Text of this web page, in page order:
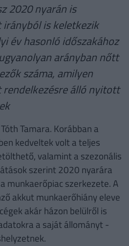
2020 nyarán is
is keletkezik
év hasonló időszakához
arányban nőtt
száma, amilyen
álló nyitott
Tamara. Korábban a
kedveltek volt a teljes
valamint a szezonális
szerint 2020 nyarára
munkaerőpiac szerkezete. A
akkut munkaerőhiány eleve
akár házon belülről is
a saját állományt -